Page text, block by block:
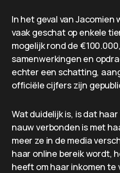
In het geval van
vaak geschat op enkele
mogelijk rond de
samenwerkingen en
echter een schatting,
officiële cijfers zijn
Wat duidelijk is, is dat
nauw verbonden is met
meer ze in de media
haar online bereik wordt,
heeft om haar inkomen te